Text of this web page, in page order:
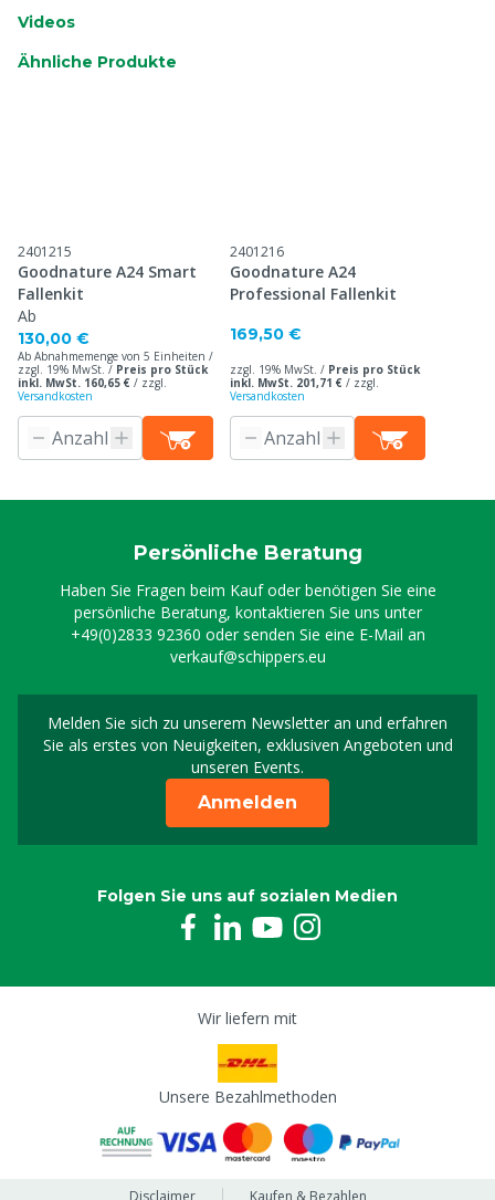
Videos
Ähnliche Produkte
2401215
Goodnature A24 Smart
Fallenkit
Ab
130,00 €
Ab Abnahmemenge von 5 Einheiten /
zzgl. 19% MwSt. / Preis pro Stück
inkl. MwSt. 160,65 € / zzgl.
Versandkosten
2401216
Goodnature A24
Professional Fallenkit
169,50 €
zzgl. 19% MwSt. / Preis pro Stück
inkl. MwSt. 201,71 € / zzgl.
Versandkosten
Persönliche Beratung
Haben Sie Fragen beim Kauf oder benötigen Sie eine
persönliche Beratung, kontaktieren Sie uns unter
+49(0)2833 92360 oder senden Sie eine E-Mail an
verkauf@schippers.eu
Melden Sie sich zu unserem Newsletter an und erfahren
Sie als erstes von Neuigkeiten, exklusiven Angeboten und
unseren Events.
Melden Sie sich für
Anmelden
Folgen Sie uns auf sozialen Medien
Wir liefern mit
Unsere Bezahlmethoden
Disclaimer Kaufen & Bezahlen